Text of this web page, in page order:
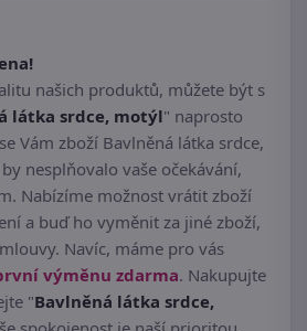
našich produktů, můžete být s
látka srdce, motýl" naprosto
Vám zboží Bavlněná látka srdce,
nesplňovalo vaše očekávání,
Nabízíme možnost vrátit zboží
a buď ho vyměnit za jiné zboží,
Navíc, máme pro vás
výměnu zdarma. Nakupujte
"Bavlněná látka srdce,